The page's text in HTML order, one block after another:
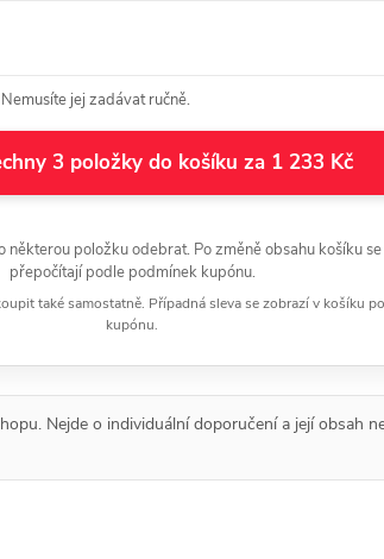
jej zadávat ručně.
3 položky do košíku za 1 233 Kč
položku odebrat. Po změně obsahu košíku
přepočítají podle podmínek kupónu.
také samostatně. Případná sleva se zobrazí v košíku
kupónu.
Nejde o individuální doporučení a její obsah